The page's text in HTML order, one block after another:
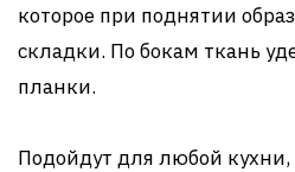
которое при поднятии
складки. По бокам ткань
планки.
Подойдут для любой кухни,